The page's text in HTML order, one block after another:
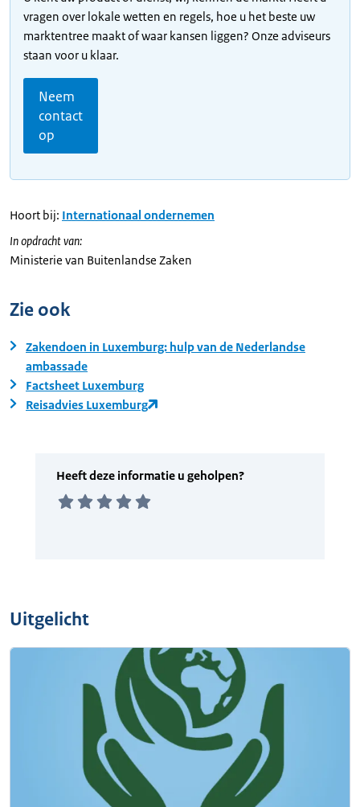
vragen over lokale wetten en regels, hoe u het beste uw
marktentree maakt of waar kansen liggen? Onze adviseurs
staan voor u klaar.
Neem
contact
op
Hoort bij: Internationaal ondernemen
In opdracht van:
Ministerie van Buitenlandse Zaken
Zie ook
Zakendoen in Luxemburg: hulp van de Nederlandse
ambassade
Factsheet Luxemburg
Reisadvies Luxemburg
Uitgelicht